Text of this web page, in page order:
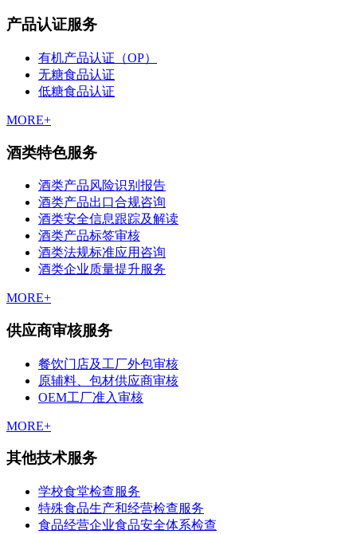
产品认证服务
有机产品认证（OP）
无糖食品认证
低糖食品认证
MORE+
酒类特色服务
酒类产品风险识别报告
酒类产品出口合规咨询
酒类安全信息跟踪及解读
酒类产品标签审核
酒类法规标准应用咨询
酒类企业质量提升服务
MORE+
供应商审核服务
餐饮门店及工厂外包审核
原辅料、包材供应商审核
OEM工厂准入审核
MORE+
其他技术服务
学校食堂检查服务
特殊食品生产和经营检查服务
食品经营企业食品安全体系检查